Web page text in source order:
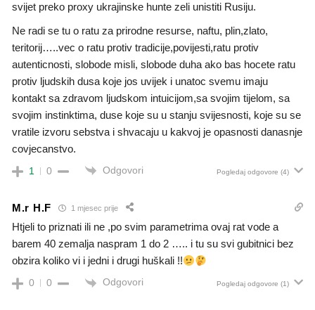
svijet preko proxy ukrajinske hunte zeli unistiti Rusiju.
Ne radi se tu o ratu za prirodne resurse, naftu, plin,zlato,
teritorij…..vec o ratu protiv tradicije,povijesti,ratu protiv
autenticnosti, slobode misli, slobode duha ako bas hocete ratu
protiv ljudskih dusa koje jos uvijek i unatoc svemu imaju
kontakt sa zdravom ljudskom intuicijom,sa svojim tijelom, sa
svojim instinktima, duse koje su u stanju svijesnosti, koje su se
vratile izvoru sebstva i shvacaju u kakvoj je opasnosti danasnje
covjecanstvo.
1 0 Odgovori Pogledaj odgovore (4)
M.r H.F 1 mjesec prije
Htjeli to priznati ili ne ,po svim parametrima ovaj rat vode a
barem 40 zemalja naspram 1 do 2 ….. i tu su svi gubitnici bez
obzira koliko vi i jedni i drugi huškali !!
0 0 Odgovori Pogledaj odgovore (1)